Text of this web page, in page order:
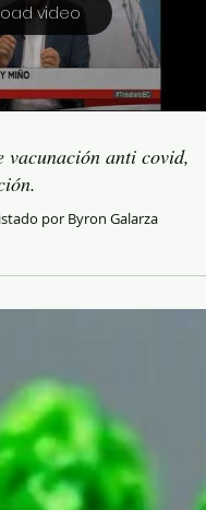
video
vacunación anti covid,
por Byron Galarza